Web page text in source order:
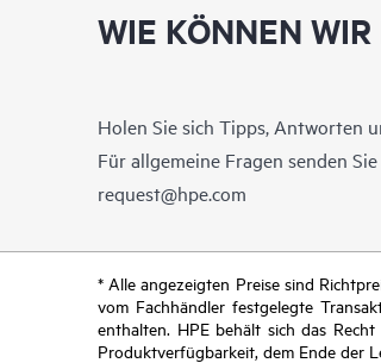
WIE KÖNNEN
Holen Sie sich Tipps, Antworten
Für allgemeine Fragen senden
request@hpe.com
* Alle angezeigten Preise sind
vom Fachhändler festgelegte
enthalten. HPE behält sich das
Produktverfügbarkeit, dem Ende der